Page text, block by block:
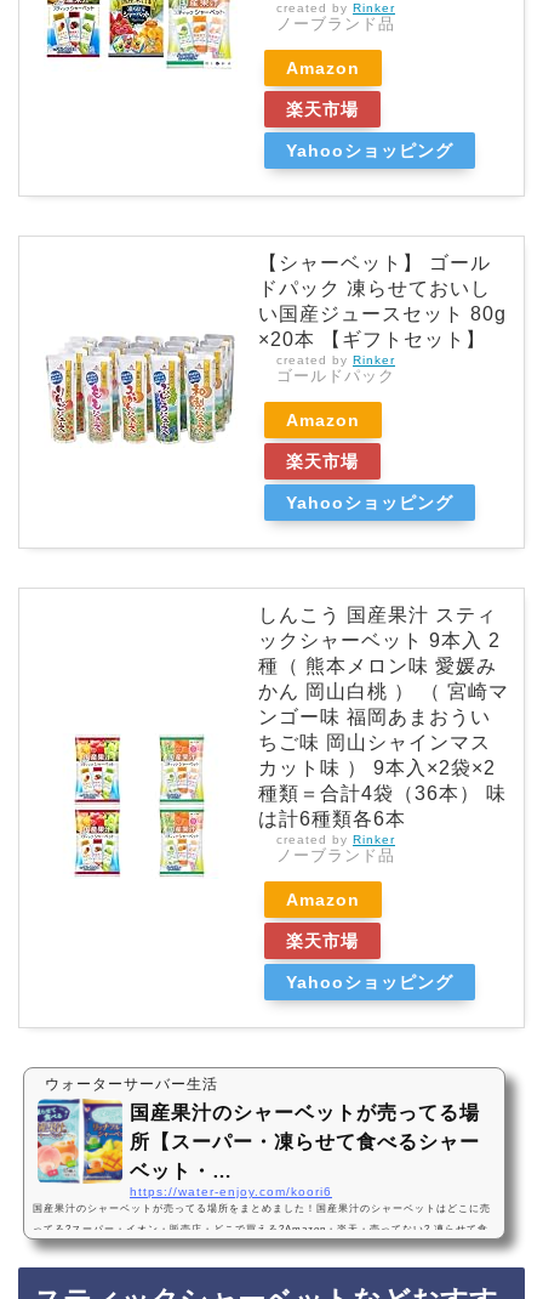
created by Rinker
ノーブランド品
Amazon
楽天市場
Yahooショッピング
【シャーベット】 ゴール
ドパック 凍らせておいし
い国産ジュースセット 80g
×20本 【ギフトセット】
created by Rinker
ゴールドパック
Amazon
楽天市場
Yahooショッピング
しんこう 国産果汁 スティ
ックシャーベット 9本入 2
種（ 熊本メロン味 愛媛み
かん 岡山白桃 ） （ 宮崎マ
ンゴー味 福岡あまおうい
ちご味 岡山シャインマス
カット味 ） 9本入×2袋×2
種類＝合計4袋（36本） 味
は計6種類各6本
created by Rinker
ノーブランド品
Amazon
楽天市場
Yahooショッピング
ウォーターサーバー生活
国産果汁のシャーベットが売ってる場
所【スーパー・凍らせて食べるシャー
ベット・…
https://water-enjoy.com/koori6
国産果汁のシャーベットが売ってる場所をまとめました！国産果汁のシャーベットはどこに売
ってる?スーパー・イオン・販売店・どこで買える?Amazon・楽天・売ってない? 凍らせて食
べるシャーベット・エースベーカリー・リッチフルーツのシャーベット国産果汁のシャーベッ
トは、イオンなどのスーパーに売っています！店舗によっては売ってない店もあるので、Ama
zonや楽天でも国産果汁のシャーベットがお得に買えておすすめです！国産果汁のシャーベッ